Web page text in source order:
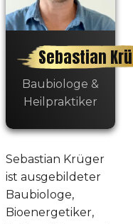
Sebastian
Baubiologe &
Heilpraktiker
Sebastian Krüger
ist ausgebildeter
Baubiologe,
Bioenergetiker,